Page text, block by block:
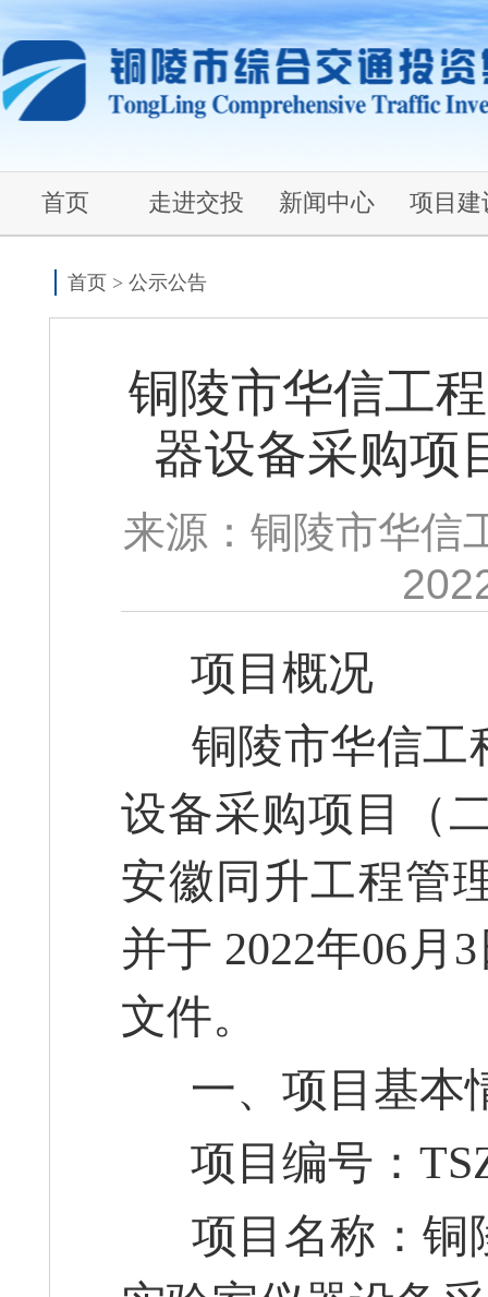
首页 走进交投 新闻中心 项目建
首页 > 公示公告
铜陵市华信工
器设备采购项
来源：铜陵市华信
项目概况
铜陵市华信工
设备采购项目（
安徽同升工程管
并于 2022年06月
文件。
一、项目基本
项目编号：
项目名称：铜